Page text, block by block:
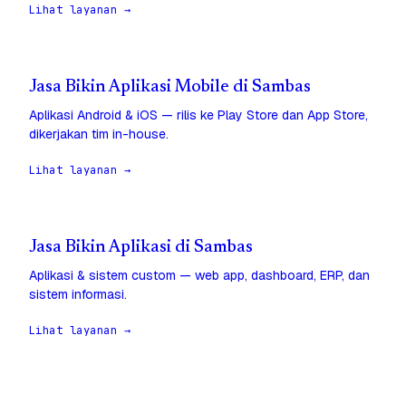
Lihat layanan →
Jasa Bikin Aplikasi Mobile di Sambas
Aplikasi Android & iOS — rilis ke Play Store dan App Store,
dikerjakan tim in-house.
Lihat layanan →
Jasa Bikin Aplikasi di Sambas
Aplikasi & sistem custom — web app, dashboard, ERP, dan
sistem informasi.
Lihat layanan →